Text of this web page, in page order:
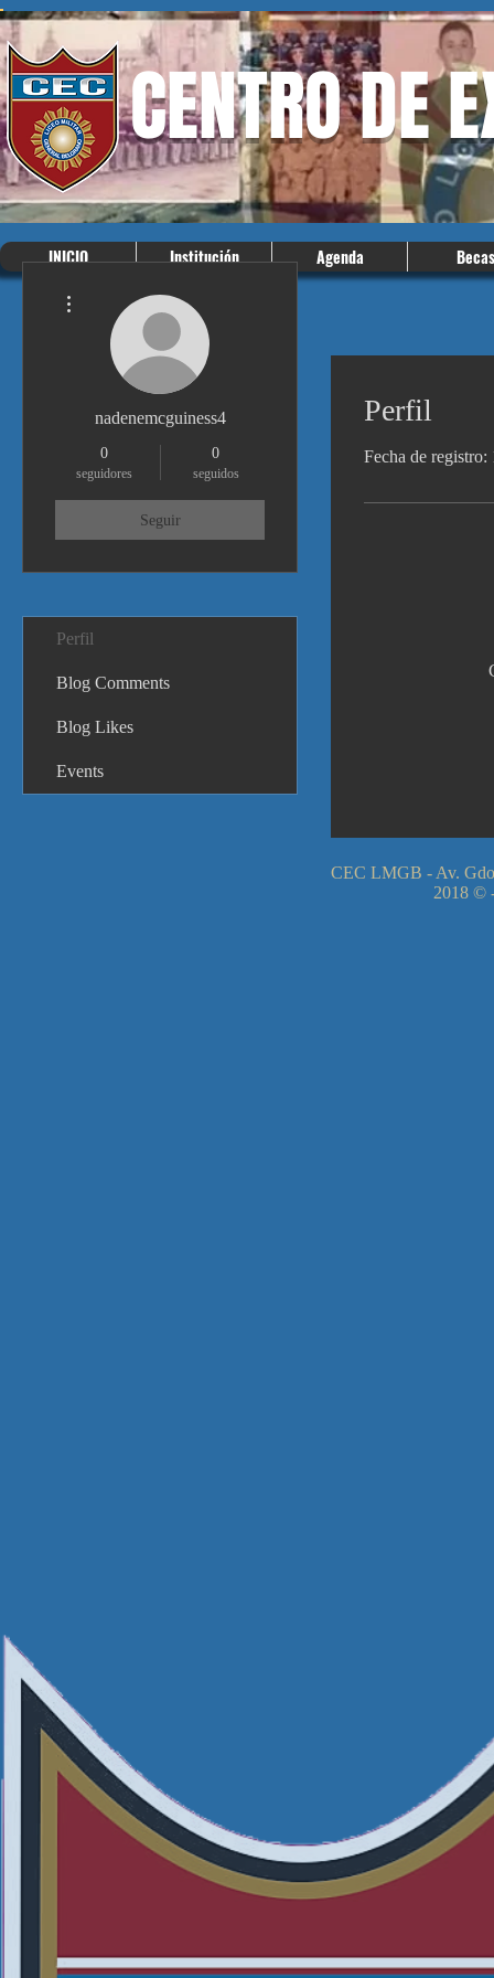
CENTRO DE
INICIO Institución Agenda Becas
Perfil
Fecha de
nadenemcguiness4
0
seguidores
0
seguidos
Seguir
Perfil
Blog Comments
Blog Likes
Events
CEC LMGB - Av.
2018 ©